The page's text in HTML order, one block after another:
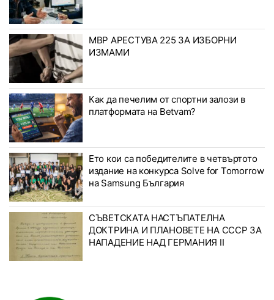
МВР АРЕСТУВА 225 ЗА ИЗБОРНИ
ИЗМАМИ
Как да печелим от спортни залози в
платформата на Betvam?
Ето кои са победителите в четвъртото
издание на конкурса Solve for Tomorrow
на Samsung България
СЪВЕТСКАТА НАСТЪПАТЕЛНА
ДОКТРИНА И ПЛАНОВЕТЕ НА СССР ЗА
НАПАДЕНИЕ НАД ГЕРМАНИЯ II